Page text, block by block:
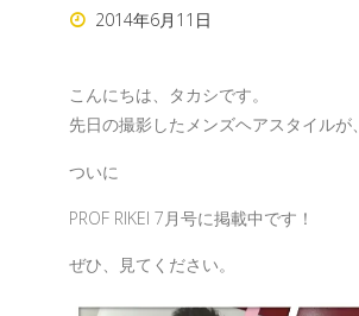
2014年6月11日
こんにちは、タカシです。
先日の撮影したメンズヘアスタイルが、
ついに
PROF RIKEI 7月号に掲載中です！
ぜひ、見てください。